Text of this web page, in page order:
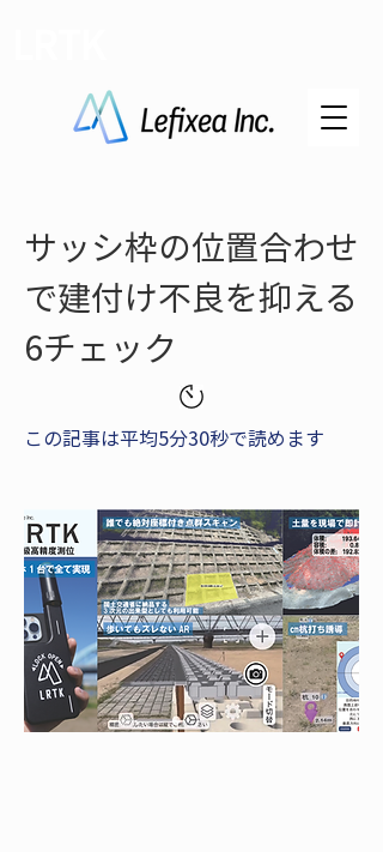
サッシ枠の位置合わせ
で建付け不良を抑える
6チェック
この記事は平均5分30秒で読めます